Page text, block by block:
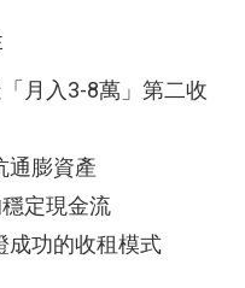
月入3-8萬」第二收
通膨資產
定現金流
成功的收租模式